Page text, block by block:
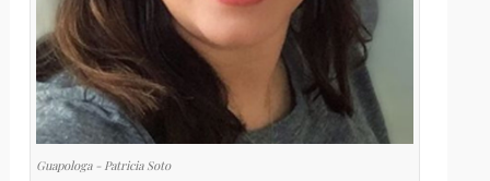
Guapologa - Patricia Soto